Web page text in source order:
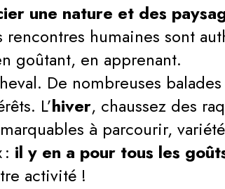
une nature et des
rencontres humaines sont
goûtant, en apprenant.
De nombreuses
L’hiver, chaussez des
à parcourir,
il y en a pour tous les
activité !